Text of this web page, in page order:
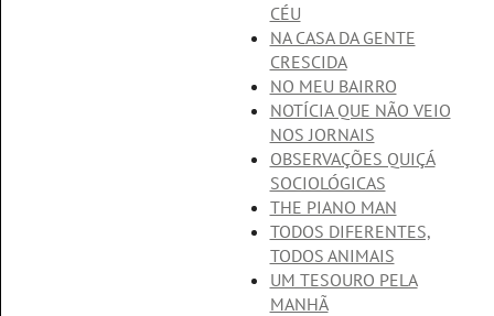
CÉU
NA CASA DA GENTE
CRESCIDA
NO MEU BAIRRO
NOTÍCIA QUE NÃO VEIO
NOS JORNAIS
OBSERVAÇÕES QUIÇÁ
SOCIOLÓGICAS
THE PIANO MAN
TODOS DIFERENTES,
TODOS ANIMAIS
UM TESOURO PELA
MANHÃ